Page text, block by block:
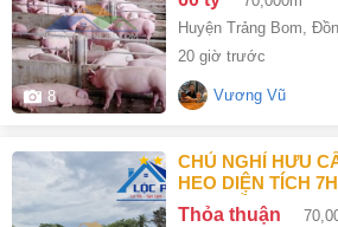
8
Huyện Trảng Bom,
20 giờ trước
Vương Vũ
CHỦ NGHỈ HƯU CẦN BÁN TRANG TRẠI
HEO DIỆN TÍCH
BOM ĐỒNG NAI
Thỏa thuận